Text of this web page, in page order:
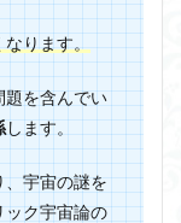
なります。
題を含んでい
します。
、宇宙の謎を
ック宇宙論の